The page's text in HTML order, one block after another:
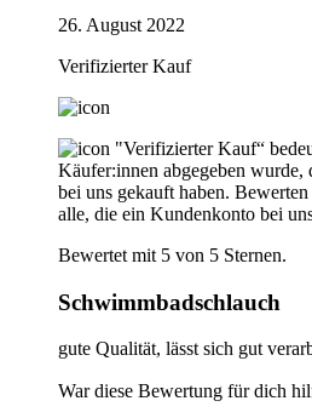
26. August 2022
Verifizierter Kauf
"Verifizierter Kauf“
Käufer:innen abgegeben wurde,
bei uns gekauft haben.
alle, die ein Kundenkonto bei
Bewertet mit 5 von 5 Sternen.
Schwimmbadschlauch
gute Qualität, lässt sich gut
War diese Bewertung für dich